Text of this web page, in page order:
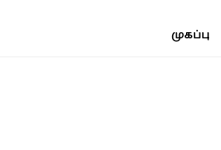
முகப்பு